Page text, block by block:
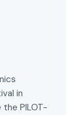
in
PILOT-